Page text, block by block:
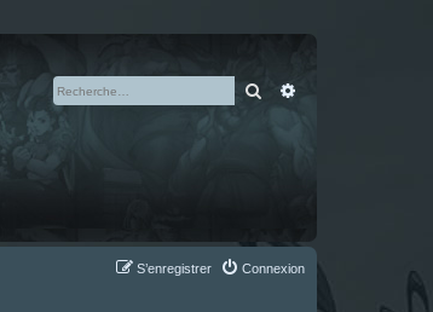
Rechercher
Connexion
S’enregistrer